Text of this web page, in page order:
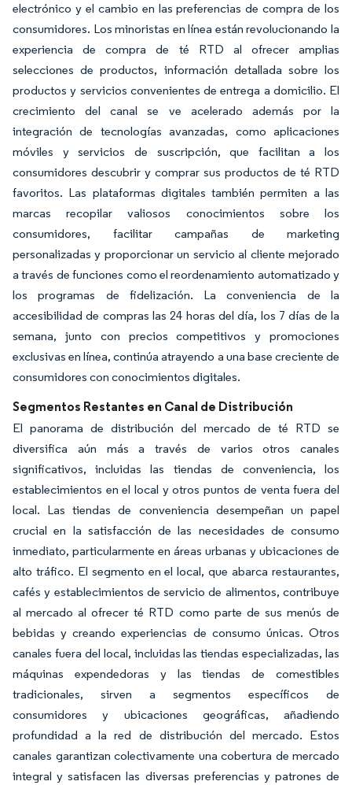
electrónico y el cambio en las preferencias de compra de los
consumidores. Los minoristas en línea están revolucionando la
experiencia de compra de té RTD al ofrecer amplias
selecciones de productos, información detallada sobre los
productos y servicios convenientes de entrega a domicilio. El
crecimiento del canal se ve acelerado además por la
integración de tecnologías avanzadas, como aplicaciones
móviles y servicios de suscripción, que facilitan a los
consumidores descubrir y comprar sus productos de té RTD
favoritos. Las plataformas digitales también permiten a las
marcas recopilar valiosos conocimientos sobre los
consumidores, facilitar campañas de marketing
personalizadas y proporcionar un servicio al cliente mejorado
a través de funciones como el reordenamiento automatizado y
los programas de fidelización. La conveniencia de la
accesibilidad de compras las 24 horas del día, los 7 días de la
semana, junto con precios competitivos y promociones
exclusivas en línea, continúa atrayendo a una base creciente de
consumidores con conocimientos digitales.
Segmentos Restantes en Canal de Distribución
El panorama de distribución del mercado de té RTD se
diversifica aún más a través de varios otros canales
significativos, incluidas las tiendas de conveniencia, los
establecimientos en el local y otros puntos de venta fuera del
local. Las tiendas de conveniencia desempeñan un papel
crucial en la satisfacción de las necesidades de consumo
inmediato, particularmente en áreas urbanas y ubicaciones de
alto tráfico. El segmento en el local, que abarca restaurantes,
cafés y establecimientos de servicio de alimentos, contribuye
al mercado al ofrecer té RTD como parte de sus menús de
bebidas y creando experiencias de consumo únicas. Otros
canales fuera del local, incluidas las tiendas especializadas, las
máquinas expendedoras y las tiendas de comestibles
tradicionales, sirven a segmentos específicos de
consumidores y ubicaciones geográficas, añadiendo
profundidad a la red de distribución del mercado. Estos
canales garantizan colectivamente una cobertura de mercado
integral y satisfacen las diversas preferencias y patrones de